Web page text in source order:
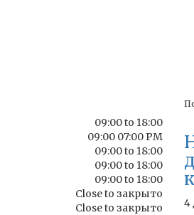
09:00 to 18:00
09:00 07:00 PM
09:00 to 18:00
09:00 to 18:00
09:00 to 18:00
Close to закрыто
Close to закрыто 4